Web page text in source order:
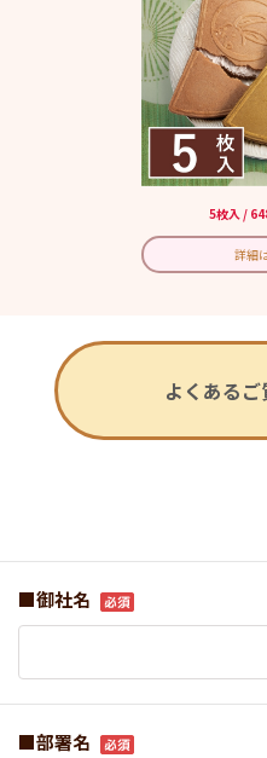
5枚入 /
詳細
よくある
■御社名
■部署名